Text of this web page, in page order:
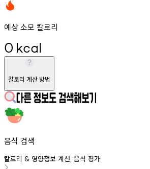
예상 소모 칼로리
0 kcal
칼로리 계산 방법
음식 검색
칼로리 & 영양정보 계산, 음식 평가